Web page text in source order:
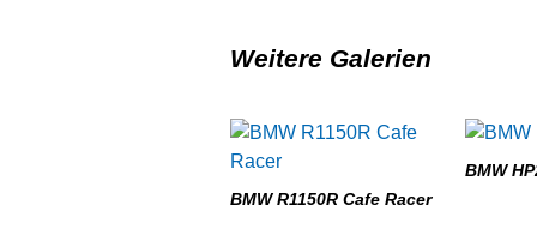
Weitere Galerien
BMW R1150R Cafe Racer
BMW